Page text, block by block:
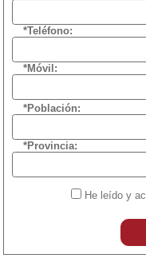
*Teléfono:
*Móvil:
*Población:
*Provincia:
He leído y